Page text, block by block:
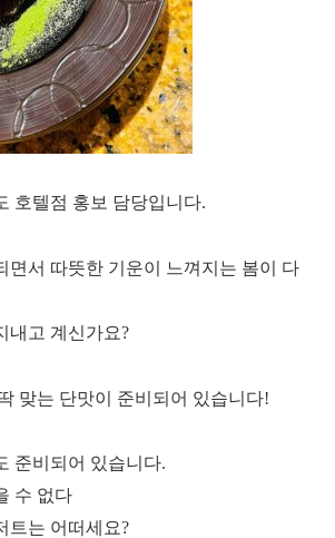
호텔점 홍보 담당입니다.
면서 따뜻한 기운이 느껴지는 봄이 다
내고 계신가요?
맞는 단맛이 준비되어 있습니다!
준비되어 있습니다.
수 없다
트는 어떠세요?